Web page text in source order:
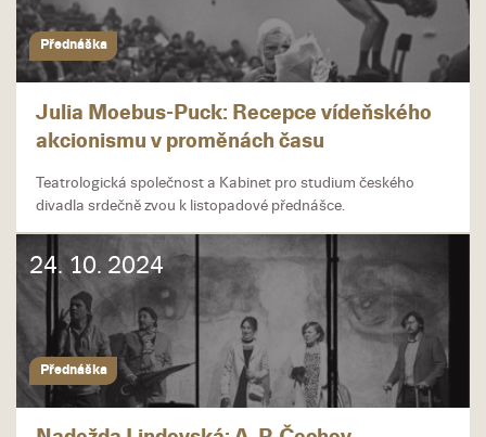
Přednáška
Julia Moebus-Puck: Recepce vídeňského
akcionismu v proměnách času
Teatrologická společnost a Kabinet pro studium českého
divadla srdečně zvou k listopadové přednášce.
24. 10. 2024
Přednáška